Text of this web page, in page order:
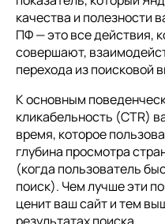
качества и полезности
ПФ — это все действия,
совершают,
перехода из поисковой
К основным
кликабельность (CTR)
время, которое
глубина просмотра
(когда пользователь
поиск). Чем лучше эти
ценит ваш сайт и тем